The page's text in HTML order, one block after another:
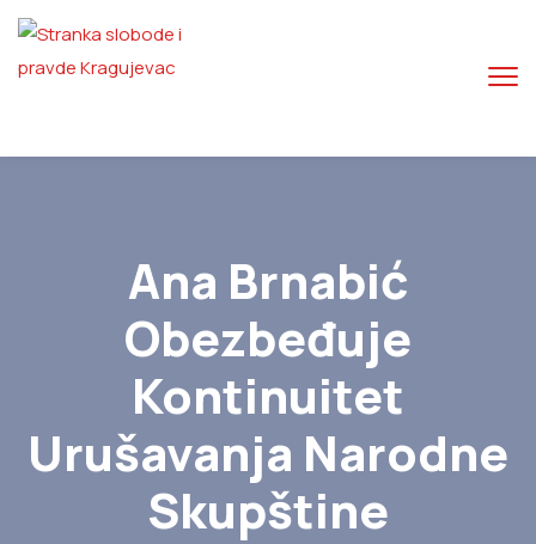
Ana Brnabić
Obezbeđuje
Kontinuitet
Urušavanja Narodne
Skupštine